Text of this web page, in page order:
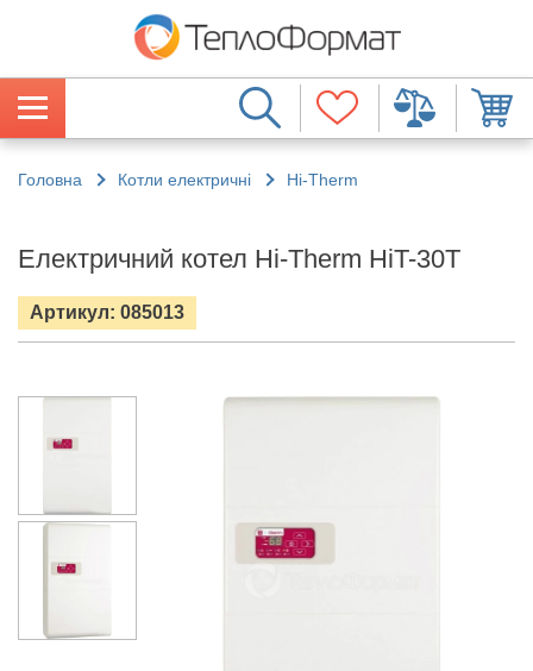
Головна Котли електричні Hi-Therm
Електричний котел Hi-Therm HiT-30T
Артикул: 085013